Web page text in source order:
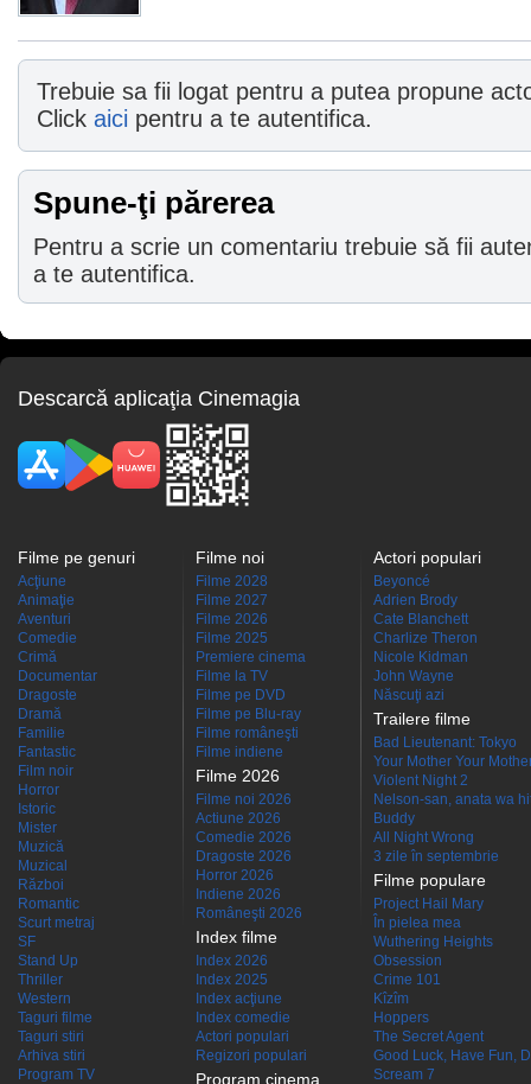
Trebuie sa fii logat pentru a putea propune
Click aici pentru a te autentifica.
Spune-ţi părerea
Pentru a scrie un comentariu trebuie să fii
a te autentifica.
Descarcă aplicaţia Cinemagia
Filme pe genuri
Acţiune
Animaţie
Aventuri
Comedie
Crimă
Documentar
Dragoste
Dramă
Familie
Fantastic
Film noir
Horror
Istoric
Mister
Muzică
Muzical
Război
Romantic
Scurt metraj
SF
Stand Up
Thriller
Western
Taguri filme
Taguri stiri
Arhiva stiri
Program TV
Filme noi
Filme 2028
Filme 2027
Filme 2026
Filme 2025
Premiere cinema
Filme la TV
Filme pe DVD
Filme pe Blu-ray
Filme româneşti
Filme indiene
Filme 2026
Filme noi 2026
Actiune 2026
Comedie 2026
Dragoste 2026
Horror 2026
Indiene 2026
Româneşti 2026
Index filme
Index 2026
Index 2025
Index acţiune
Index comedie
Actori populari
Regizori populari
Program cinema
Actori populari
Beyoncé
Adrien Brody
Cate Blanchett
Charlize Theron
Nicole Kidman
John Wayne
Născuţi azi
Trailere filme
Bad Lieutenant: Tokyo
Your Mother Your
Violent Night 2
Nelson-san, anata wa
Buddy
All Night Wrong
3 zile în septembrie
Filme populare
Project Hail Mary
În pielea mea
Wuthering Heights
Obsession
Crime 101
Kîzîm
Hoppers
The Secret Agent
Good Luck, Have Fun,
Scream 7